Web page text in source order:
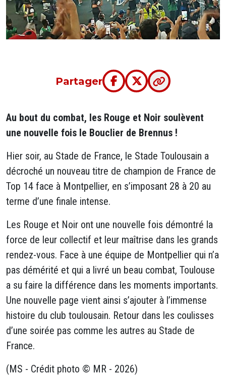
Partager
Au bout du combat, les Rouge et Noir soulèvent
une nouvelle fois le Bouclier de Brennus !
Hier soir, au Stade de France, le Stade Toulousain a
décroché un nouveau titre de champion de France de
Top 14 face à Montpellier, en s’imposant 28 à 20 au
terme d’une finale intense.
Les Rouge et Noir ont une nouvelle fois démontré la
force de leur collectif et leur maîtrise dans les grands
rendez-vous. Face à une équipe de Montpellier qui n’a
pas démérité et qui a livré un beau combat, Toulouse
a su faire la différence dans les moments importants.
Une nouvelle page vient ainsi s’ajouter à l’immense
histoire du club toulousain. Retour dans les coulisses
d’une soirée pas comme les autres au Stade de
France.
(MS - Crédit photo © MR - 2026)